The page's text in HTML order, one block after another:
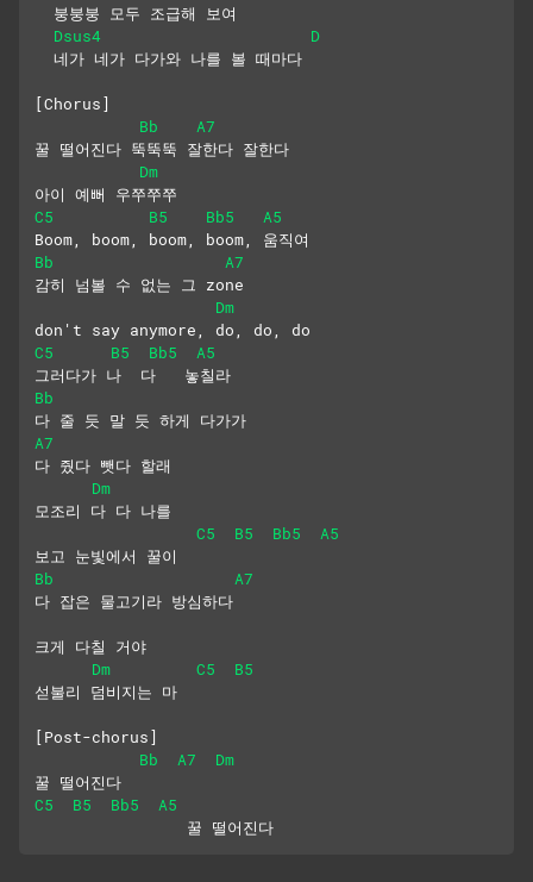
  붕붕붕 모두 조급해 보여
Dsus4
D
  네가 네가 다가와 나를 볼 때마다
[Chorus]
Bb
A7
꿀 떨어진다 뚝뚝뚝 잘한다 잘한다
Dm
아이 예뻐 우쭈쭈쭈
C5
B5 Bb5
A5
Boom, boom, boom, boom, 움직여
Bb
A7
감히 넘볼 수 없는 그 zone
Dm
don't say anymore, do, do, do
C5
B5 Bb5
A5
그러다가 나  다   놓칠라
Bb
다 줄 듯 말 듯 하게 다가가
A7
다 줬다 뺏다 할래
Dm
모조리 다 다 나를
C5
B5 Bb5
A5
보고 눈빛에서 꿀이
Bb
A7
다 잡은 물고기라 방심하다
크게 다칠 거야
Dm
C5
B5
섣불리 덤비지는 마
[Post-chorus]
Bb
A7
Dm
꿀 떨어진다
C5
B5 Bb5
A5
                꿀 떨어진다